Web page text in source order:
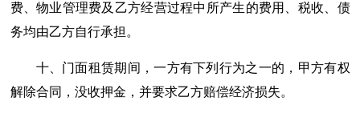
费、物业管理费及乙方经营过程中所产生的费用、税收、债
务均由乙方自行承担。
十、门面租赁期间，一方有下列行为之一的，甲方有权
解除合同，没收押金，并要求乙方赔偿经济损失。